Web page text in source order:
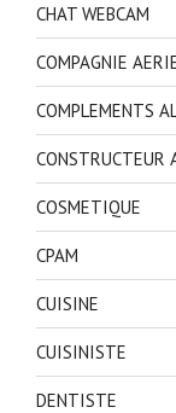
CHAT WEBCAM
COMPAGNIE
COMPLEMENTS
CONSTRUCTEUR
COSMETIQUE
CPAM
CUISINE
CUISINISTE
DENTISTE